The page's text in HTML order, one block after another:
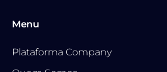
Menu
Plataforma Company